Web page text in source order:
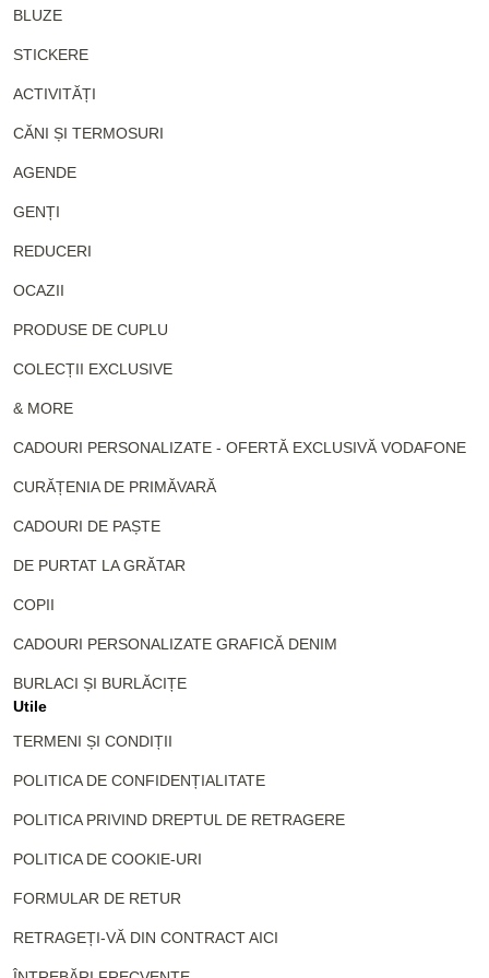
BLUZE
STICKERE
ACTIVITĂȚI
CĂNI ȘI TERMOSURI
AGENDE
GENȚI
REDUCERI
OCAZII
PRODUSE DE CUPLU
COLECȚII EXCLUSIVE
& MORE
CADOURI PERSONALIZATE - OFERTĂ EXCLUSIVĂ VODAFONE
CURĂȚENIA DE PRIMĂVARĂ
CADOURI DE PAȘTE
DE PURTAT LA GRĂTAR
COPII
CADOURI PERSONALIZATE GRAFICĂ DENIM
BURLACI ȘI BURLĂCIȚE
Utile
TERMENI ȘI CONDIȚII
POLITICA DE CONFIDENȚIALITATE
POLITICA PRIVIND DREPTUL DE RETRAGERE
POLITICA DE COOKIE-URI
FORMULAR DE RETUR
RETRAGEȚI-VĂ DIN CONTRACT AICI